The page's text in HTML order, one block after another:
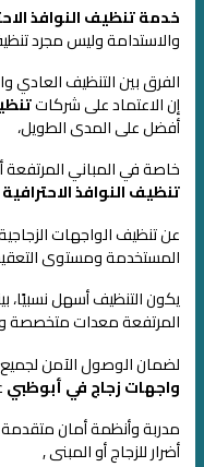
خدمة تنظيف النوافذ
والاستدامةوليس مجرد
الفرق بين التنظيف العادي
إن الاعتماد على شركات
أفضل على المدى الطويل،
خاصة في المباني المرتفعة
تنظيف النوافذ الاحترافية
عن تنظيف الواجهات
المستخدمة ومستوى
يكون التنظيف أسهل نسبيًا،
المرتفعةمعدات متخصصة
لضمان الوصول الآمن لجميع
واجهات زجاج في أبوظبي
مدربة وأنظمة أمان متقدمة
أضرار للزجاج أو المبنى ,